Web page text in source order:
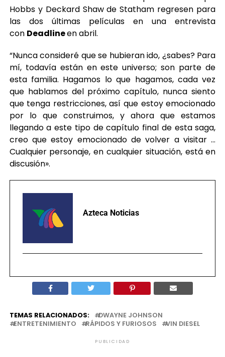
Hobbs y Deckard Shaw de Statham regresen para
las dos últimas películas en una entrevista
con Deadlineen abril.
“Nunca consideré que se hubieran ido, ¿sabes? Para
mí, todavía están en este universo; son parte de
esta familia. Hagamos lo que hagamos, cada vez
que hablamos del próximo capítulo, nunca siento
que tenga restricciones, así que estoy emocionado
por lo que construimos, y ahora que estamos
llegando a este tipo de capítulo final de esta saga,
creo que estoy emocionado de volver a visitar …
Cualquier personaje, en cualquier situación, está en
discusión».
Azteca Noticias
TEMAS RELACIONADOS:
DWAYNE JOHNSON
ENTRETENIMIENTO
RÁPIDOS Y FURIOSOS VIN DIESEL
PUBLICIDAD